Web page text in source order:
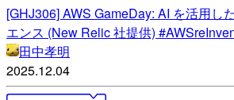
[GHJ306] AWS GameDay: AI を活用し
エンス (New Relic 社提供)
田中孝明
2025.12.04